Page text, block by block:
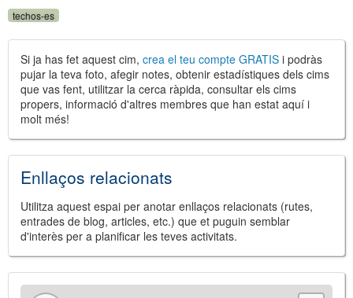
techos-es
Si ja has fet aquest cim, crea el teu compte GRATIS i podràs
pujar la teva foto, afegir notes, obtenir estadístiques dels cims
que vas fent, utilitzar la cerca ràpida, consultar els cims
propers, informació d'altres membres que han estat aquí i
molt més!
Enllaços relacionats
Utilitza aquest espai per anotar enllaços relacionats (rutes,
entrades de blog, articles, etc.) que et puguin semblar
d'interès per a planificar les teves activitats.